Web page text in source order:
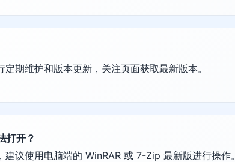
期维护和版本更新，关注页面获取最新版本。
打开？
议使用电脑端的 WinRAR 或 7-Zip 最新版进行操作。